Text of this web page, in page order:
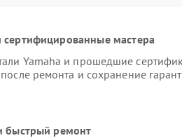
сертифицированные мастера
Yamaha и прошедшие
ремонта и сохранение
быстрый ремонт